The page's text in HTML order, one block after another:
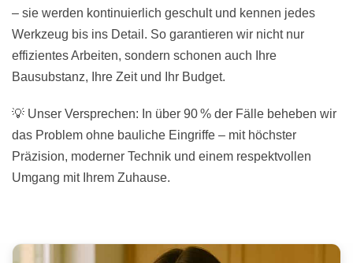
– sie werden kontinuierlich geschult und kennen jedes
Werkzeug bis ins Detail. So garantieren wir nicht nur
effizientes Arbeiten, sondern schonen auch Ihre
Bausubstanz, Ihre Zeit und Ihr Budget.
💡 Unser Versprechen: In über 90 % der Fälle beheben wir
das Problem ohne bauliche Eingriffe – mit höchster
Präzision, moderner Technik und einem respektvollen
Umgang mit Ihrem Zuhause.